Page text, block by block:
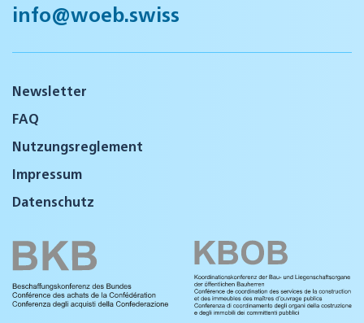
info@woeb.swiss
Newsletter
FAQ
Nutzungsreglement
Impressum
Datenschutz